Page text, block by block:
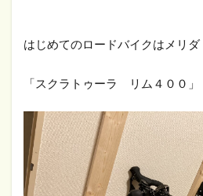
はじめてのロードバイクはメリダ
「スクラトゥーラ リム４００」